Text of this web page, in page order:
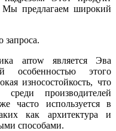
Мы предлагаем широкий
arrow является Эва
особенностью этого
износостойкость, что
производителей
часто используется в
как архитектура и
способами.